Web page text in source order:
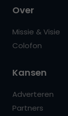
Over
Missie & Visie
Colofon
Kansen
Adverteren
Partners